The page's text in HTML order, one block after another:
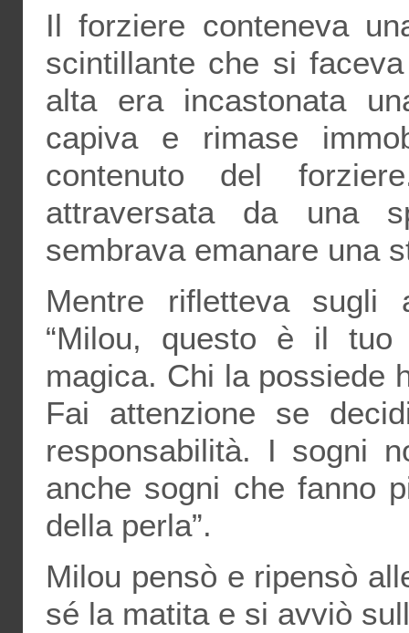
Il forziere conteneva
scintillante che si
alta era incastonata
capiva e rimase
contenuto del
attraversata da una
sembrava emanare una
Mentre rifletteva sugli
“Milou, questo è il
magica. Chi la possiede
Fai attenzione se
responsabilità. I sogni
anche sogni che fanno
della perla”.
Milou pensò e ripensò
sé la matita e si avviò